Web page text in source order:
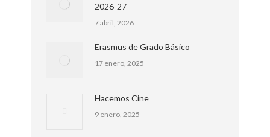
2026-27
7 abril, 2026
Erasmus de Grado Básico
17 enero, 2025
Hacemos Cine
9 enero, 2025